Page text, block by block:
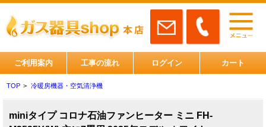
ご利用案内 工事の流れ ログイン カート
TOP > 冷暖房機器・空気清浄機
miniタイプ コロナ石油ファンヒーター ミニ FH-